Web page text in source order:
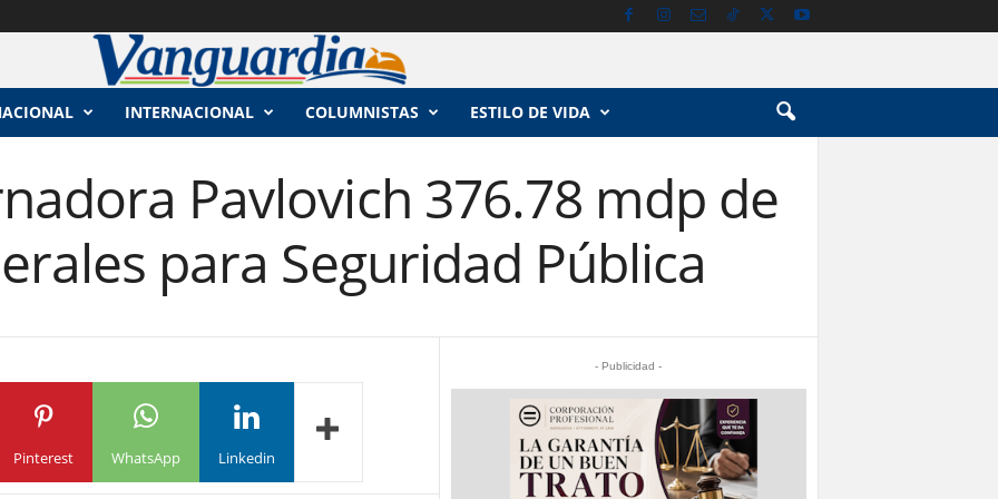
INTERNACIONAL COLUMNISTAS ESTILO DE VIDA
Pavlovich 376.78 mdp de
para Seguridad Pública
Pinterest WhatsApp Linkedin
- Publicidad -